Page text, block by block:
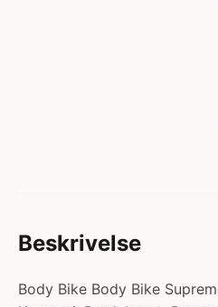
Beskrivelse
Body Bike Body Bike